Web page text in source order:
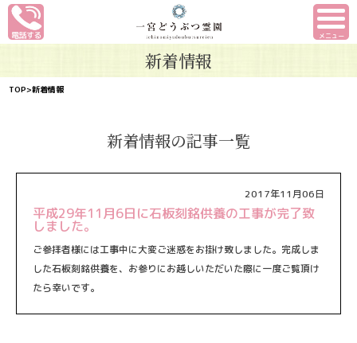
メニュー
新着情報
TOP>新着情報
新着情報の記事一覧
2017年11月06日
平成29年11月6日に石板刻銘供養の工事が完了致
しました。
ご参拝者様には工事中に大変ご迷惑をお掛け致しました。完成しま
した石板刻銘供養を、お参りにお越しいただいた際に一度ご覧頂け
たら幸いです。